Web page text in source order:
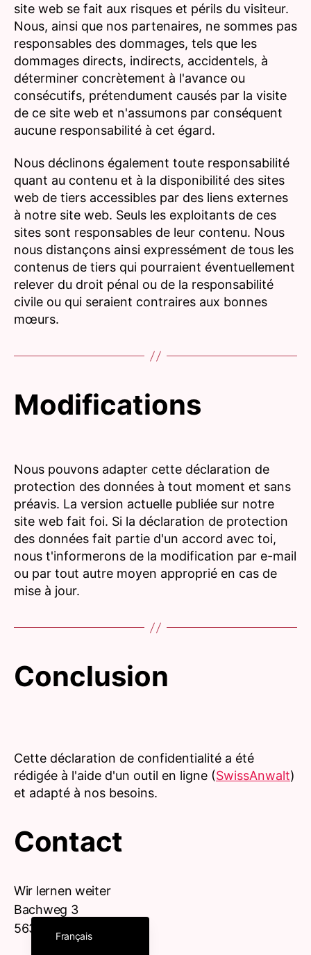
site web se fait aux risques et périls du visiteur.
Nous, ainsi que nos partenaires, ne sommes pas
responsables des dommages, tels que les
dommages directs, indirects, accidentels, à
déterminer concrètement à l'avance ou
consécutifs, prétendument causés par la visite
de ce site web et n'assumons par conséquent
aucune responsabilité à cet égard.
Nous déclinons également toute responsabilité
quant au contenu et à la disponibilité des sites
web de tiers accessibles par des liens externes
à notre site web. Seuls les exploitants de ces
sites sont responsables de leur contenu. Nous
nous distançons ainsi expressément de tous les
contenus de tiers qui pourraient éventuellement
relever du droit pénal ou de la responsabilité
civile ou qui seraient contraires aux bonnes
mœurs.
Modifications
Nous pouvons adapter cette déclaration de
protection des données à tout moment et sans
préavis. La version actuelle publiée sur notre
site web fait foi. Si la déclaration de protection
des données fait partie d'un accord avec toi,
nous t'informerons de la modification par e-mail
ou par tout autre moyen approprié en cas de
mise à jour.
Conclusion
Cette déclaration de confidentialité a été
rédigée à l'aide d'un outil en ligne (SwissAnwalt)
et adapté à nos besoins.
Contact
Wir lernen weiter
Bachweg 3
5634 Merenschwand
Français
Deutsch (Schweiz)
English (UK)